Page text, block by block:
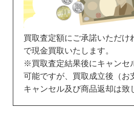
買取査定額にご承諾いただけ
で現金買取いたします。
※買取査定結果後にキャンセ
可能ですが、買取成立後（お
キャンセル及び商品返却は致